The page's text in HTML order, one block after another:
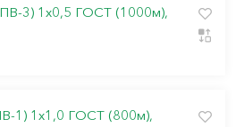
3) 1х0,5 ГОСТ (1000м),
1) 1х1,0 ГОСТ (800м),